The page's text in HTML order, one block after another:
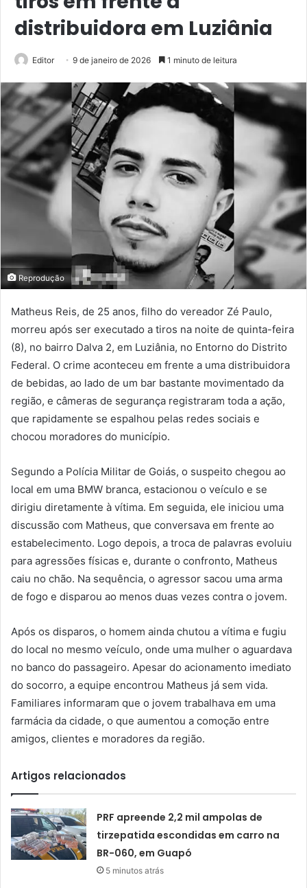
distribuidora em Luziânia
Editor 9 de janeiro de 2026 1 minuto de leitura
Reprodução
Matheus Reis, de 25 anos, filho do vereador Zé Paulo,
morreu após ser executado a tiros na noite de quinta-feira
(8), no bairro Dalva 2, em Luziânia, no Entorno do Distrito
Federal. O crime aconteceu em frente a uma distribuidora
de bebidas, ao lado de um bar bastante movimentado da
região, e câmeras de segurança registraram toda a ação,
que rapidamente se espalhou pelas redes sociais e
chocou moradores do município.
Segundo a Polícia Militar de Goiás, o suspeito chegou ao
local em uma BMW branca, estacionou o veículo e se
dirigiu diretamente à vítima. Em seguida, ele iniciou uma
discussão com Matheus, que conversava em frente ao
estabelecimento. Logo depois, a troca de palavras evoluiu
para agressões físicas e, durante o confronto, Matheus
caiu no chão. Na sequência, o agressor sacou uma arma
de fogo e disparou ao menos duas vezes contra o jovem.
Após os disparos, o homem ainda chutou a vítima e fugiu
do local no mesmo veículo, onde uma mulher o aguardava
no banco do passageiro. Apesar do acionamento imediato
do socorro, a equipe encontrou Matheus já sem vida.
Familiares informaram que o jovem trabalhava em uma
farmácia da cidade, o que aumentou a comoção entre
amigos, clientes e moradores da região.
Artigos relacionados
PRF apreende 2,2 mil ampolas de
tirzepatida escondidas em carro na
BR-060, em Guapó
5 minutos atrás